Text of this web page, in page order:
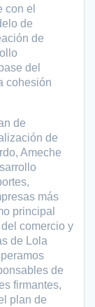
con el
de
de
del
cohesión
de
de
Ameche
más
principal
comercio y
de Lola
de
firmantes,
plan de